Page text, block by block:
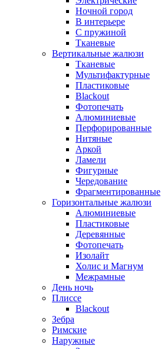
Ночной город
В интерьере
С пружиной
Тканевые
Вертикальные жалюзи
Тканевые
Мультифактурные
Пластиковые
Blackout
Фотопечать
Алюминиевые
Перфорированные
Нитяные
Аркой
Ламели
Фигурные
Чередование
Фрагментированные
Горизонтальные жалюзи
Алюминиевые
Пластиковые
Деревянные
Фотопечать
Изолайт
Холис и Магнум
Межрамные
День ночь
Плиссе
Blackout
Зебра
Римские
Наружные